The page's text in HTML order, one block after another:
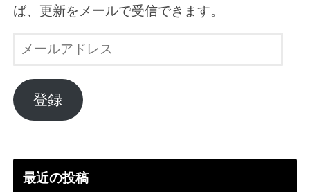
ば、更新をメールで受信できます。
ル
ア
ド
登録
最近の投稿